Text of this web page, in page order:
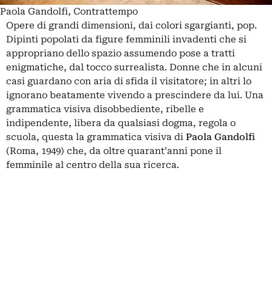
Paola Gandolfi, Contrattempo
Opere di grandi dimensioni, dai colori sgargianti, pop.
Dipinti popolati da figure femminili invadenti che si
appropriano dello spazio assumendo pose a tratti
enigmatiche, dal tocco surrealista. Donne che in alcuni
casi guardano con aria di sfida il visitatore; in altri lo
ignorano beatamente vivendo a prescindere da lui. Una
grammatica visiva disobbediente, ribelle e
indipendente, libera da qualsiasi dogma, regola o
scuola, questa la grammatica visiva di Paola Gandolfi
(Roma, 1949) che, da oltre quarant’anni pone il
femminile al centro della sua ricerca.